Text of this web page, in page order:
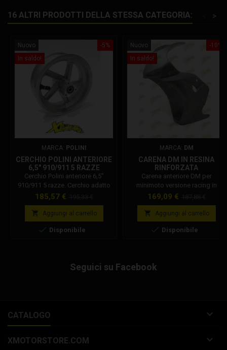
16 ALTRI PRODOTTI DELLA STESSA CATEGORIA: >
-5%
Nuovo
In saldo!
MARCA: POLINI
CERCHIO POLINI ANTERIORE
6,5" 910/911 5 RAZZE
143.730.021
Cerchio Polini anteriore 6,5"
910/911 5 razze. Cerchio adatto
per modifica minimoto Polini da 5
Polini: 143.730.021
Prezzo
185,57 €
base
 Aggiungi al carrello
 Disponibile
-10%
Nuovo
In saldo!
MARCA: DM
CARENA DM IN RESINA
RINFORZATA
Carena anteriore DM per
minimoto versione racing in
resina rinforzata, leggera e
le versioni MIDI.
Prezzo
169,09 €
base
 Aggiungi al carrello
 Disponibile
Seguici su Facebook
CATALOGO 
XMOTORSTORE.COM 